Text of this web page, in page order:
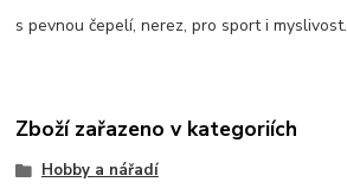
s pevnou čepelí, nerez, pro sport i myslivost.
Zboží zařazeno v kategoriích
Hobby a nářadí